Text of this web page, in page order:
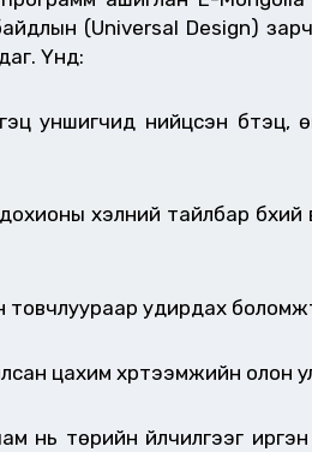
(Universal Design)
Үүнд:
нийцсэн бүтэц,
хэлний тайлбар бүхий
удирдах
цахим хүртээмжийн
төрийн үйлчилгээг иргэн